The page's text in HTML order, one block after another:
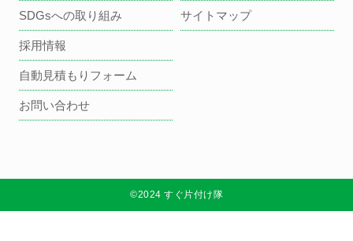
SDGsへの取り組み
採用情報
自動見積もりフォーム
お問い合わせ
サイトマップ
©2024 すぐ片付け隊